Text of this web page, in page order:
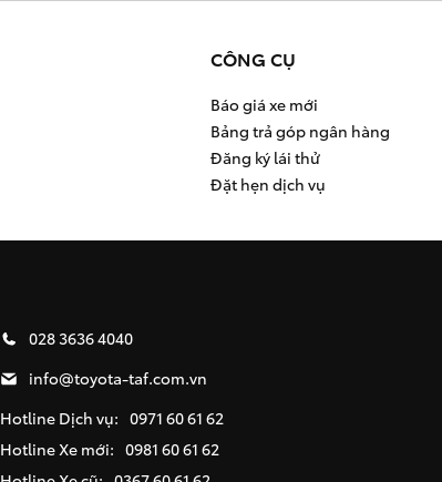
CÔNG CỤ
Báo giá xe mới
Bảng trả góp ngân hàng
Đăng ký lái thử
Đặt hẹn dịch vụ
028 3636 4040
info@toyota-taf.com.vn
Hotline Dịch vụ: 0971 60 61 62
Hotline Xe mới: 0981 60 61 62